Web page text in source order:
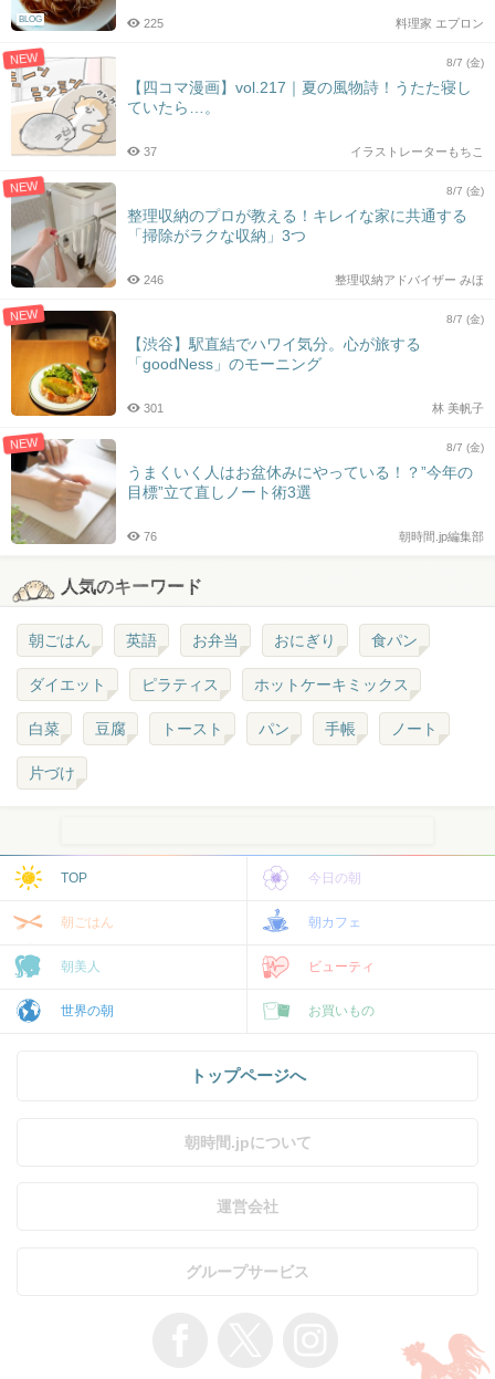
BLOG 料理家 エプロン
225
NEW 8/7 (金)
【四コマ漫画】vol.217｜夏の風物詩！うたた寝し
ていたら…。
イラストレーターもちこ
37
NEW 8/7 (金)
整理収納のプロが教える！キレイな家に共通する
「掃除がラクな収納」3つ
整理収納アドバイザー みほ
246
NEW 8/7 (金)
【渋谷】駅直結でハワイ気分。心が旅する
「goodNess」のモーニング
林 美帆子
301
NEW 8/7 (金)
うまくいく人はお盆休みにやっている！？”今年の
目標”立て直しノート術3選
朝時間.jp編集部
76
人気のキーワード
朝ごはん 英語 お弁当 おにぎり 食パン
ダイエット ピラティス ホットケーキミックス
白菜 豆腐 トースト パン 手帳 ノート
片づけ
TOP 今日の朝
朝ごはん 朝カフェ
朝美人 ビューティ
世界の朝 お買いもの
トップページへ
朝時間.jpについて
運営会社
グループサービス